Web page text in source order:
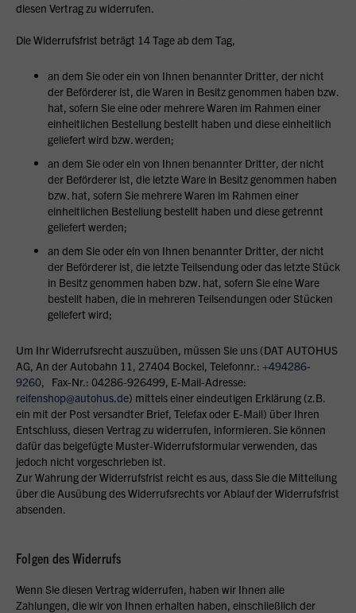
diesen Vertrag zu widerrufen.
Die Widerrufsfrist beträgt 14 Tage ab dem Tag,
an dem Sie oder ein von Ihnen benannter Dritter, der nicht
der Beförderer ist, die Waren in Besitz genommen haben bzw.
hat, sofern Sie eine oder mehrere Waren im Rahmen einer
einheitlichen Bestellung bestellt haben und diese einheitlich
geliefert wird bzw. werden;
an dem Sie oder ein von Ihnen benannter Dritter, der nicht
der Beförderer ist, die letzte Ware in Besitz genommen haben
bzw. hat, sofern Sie mehrere Waren im Rahmen einer
einheitlichen Bestellung bestellt haben und diese getrennt
geliefert werden;
an dem Sie oder ein von Ihnen benannter Dritter, der nicht
der Beförderer ist, die letzte Teilsendung oder das letzte Stück
in Besitz genommen haben bzw. hat, sofern Sie eine Ware
bestellt haben, die in mehreren Teilsendungen oder Stücken
geliefert wird;
Um Ihr Widerrufsrecht auszuüben, müssen Sie uns (DAT AUTOHUS
AG, An der Autobahn 11, 27404 Bockel, Telefonnr.: +494286-
9260, Fax-Nr.: 04286-926499, E-Mail-Adresse:
reifenshop@autohus.de) mittels einer eindeutigen Erklärung (z.B.
ein mit der Post versandter Brief, Telefax oder E-Mail) über Ihren
Entschluss, diesen Vertrag zu widerrufen, informieren. Sie können
dafür das beigefügte Muster-Widerrufsformular verwenden, das
jedoch nicht vorgeschrieben ist.
Zur Wahrung der Widerrufsfrist reicht es aus, dass Sie die Mitteilung
über die Ausübung des Widerrufsrechts vor Ablauf der Widerrufsfrist
absenden.
Folgen des Widerrufs
Wenn Sie diesen Vertrag widerrufen, haben wir Ihnen alle
Zahlungen, die wir von Ihnen erhalten haben, einschließlich der